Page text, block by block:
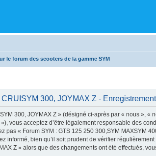
le forum des scooters de la gamme SYM
300, JOYMAX Z - Enregistrement
300, JOYMAX Z » (désigné ci-après par « nous », «
vous acceptez d’être légalement responsable des
« Forum SYM : GTS 125 250 300,SYM MAXSYM
bien qu’il soit prudent de vérifier
Z » alors que des changements ont été effectués,